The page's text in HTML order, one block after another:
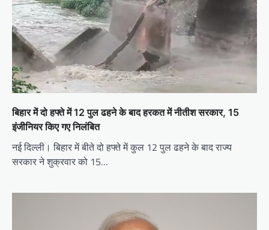
बिहार में दो हफ्ते में 12 पुल ढहने के बाद हरकत में नीतीश सरकार, 15
इंजीनियर किए गए निलंबित
नई दिल्ली। बिहार में बीते दो हफ्ते में कुल 12 पुल ढहने के बाद राज्य
सरकार ने शुक्रवार को 15…